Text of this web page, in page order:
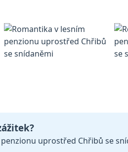
uprostřed Chřibů se